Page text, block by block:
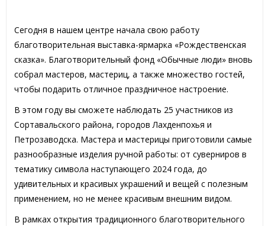
Сегодня в нашем центре начала свою работу
благотворительная выставка-ярмарка «Рождественская
сказка». Благотворительный фонд «Обычные люди» вновь
собрал мастеров, мастериц, а также множество гостей,
чтобы подарить отличное праздничное настроение.
В этом году вы сможете наблюдать 25 участников из
Сортавальского района, городов Лахденпохья и
Петрозаводска. Мастера и мастерицы приготовили самые
разнообразные изделия ручной работы: от суверниров в
тематику символа наступающего 2024 года, до
удивительных и красивых украшений и вещей с полезным
применением, но не менее красивым внешним видом.
В рамках открытия традиционного благотворительного